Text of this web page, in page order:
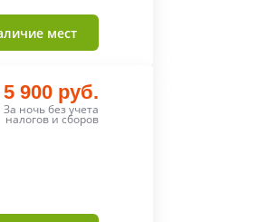
мест
5 900 руб.
За ночь без учета
налогов и сборов